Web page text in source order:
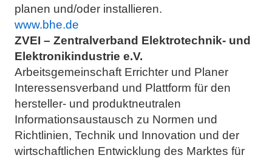
planen und/oder installieren.
www.bhe.de
ZVEI – Zentralverband Elektrotechnik- und
Elektronikindustrie e.V.
Arbeitsgemeinschaft Errichter und Planer
Interessensverband und Plattform für den
hersteller- und produktneutralen
Informationsaustausch zu Normen und
Richtlinien, Technik und Innovation und der
wirtschaftlichen Entwicklung des Marktes für